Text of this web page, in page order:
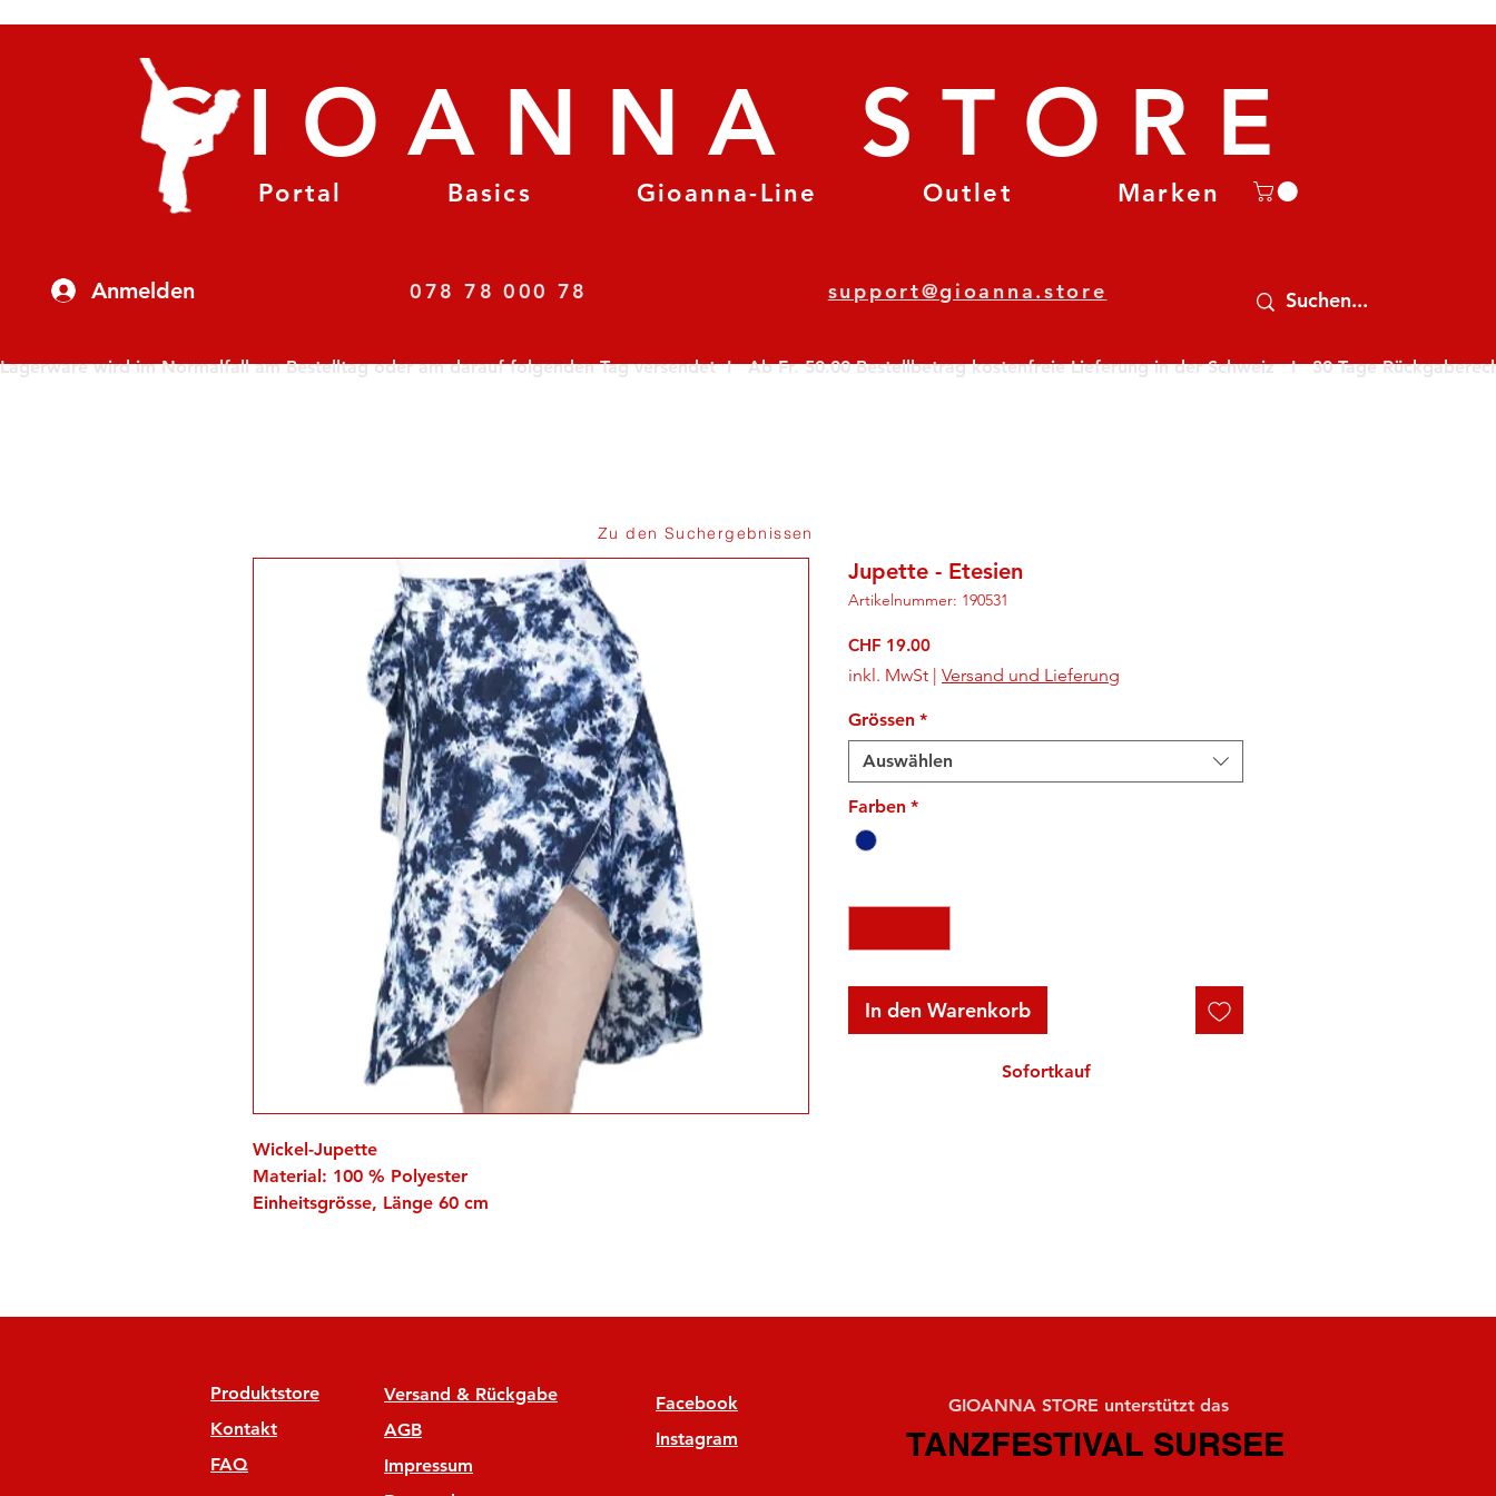
Anmelden
Portal Basics Gioanna-Line Outlet Marken
GIOANNA STORE
078 78 000 78 support@gioanna.store
Lagerware wird im Normalfall am Bestelltag oder am darauf folgenden Tag versendet  I   Ab Fr. 50.00 Bestellbetrag kostenfreie Lieferung in der Schweiz   I   30 Tage
Wickel-Jupette
Material: 100 % Polyester
Einheitsgrösse, Länge 60 cm
Jupette - Etesien
Artikelnummer: 190531
CHF 19.00Preis
inkl. MwSt | Versand und Lieferung
Grössen *
Auswählen
Farben *
In den Warenkorb
Sofortkauf
Zu den Suchergebnissen
Produktstore
Kontakt
FAQ
Versand & Rückgabe
AGB
Impressum
Facebook
Instagram
GIOANNA STORE unterstützt das
TANZFESTIVAL SURSEE
TANZFESTIVAL SURSEE